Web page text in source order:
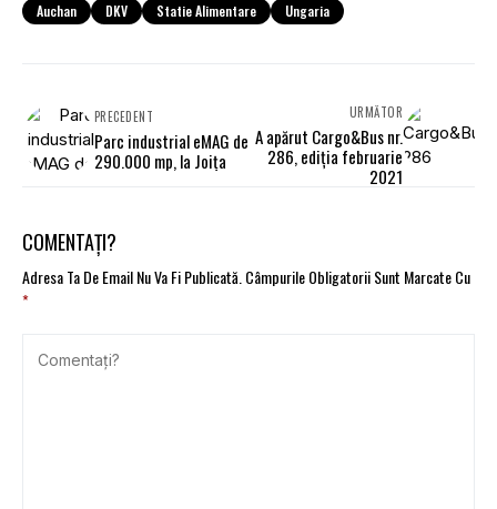
Auchan DKV Statie Alimentare Ungaria
PRECEDENT
Parc industrial eMAG de
290.000 mp, la Joița
URMĂTOR
A apărut Cargo&Bus nr.
286, ediția februarie
2021
COMENTAȚI?
Adresa Ta De Email Nu Va Fi Publicată. Câmpurile Obligatorii Sunt Marcate Cu
*